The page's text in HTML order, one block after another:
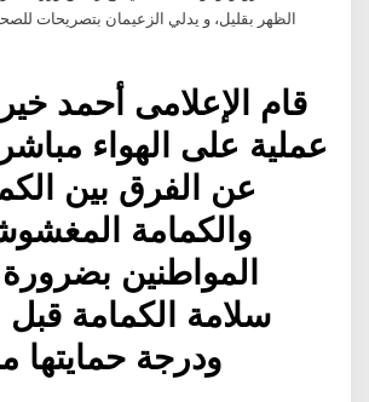
الظهر بقليل، و يدلي الزعيمان بتصريحات
قام الإعلامى أحمد
عملية على الهواء
عن الفرق بين
والكمامة
المواطنين
سلامة الكمامة قبل
ودرجة